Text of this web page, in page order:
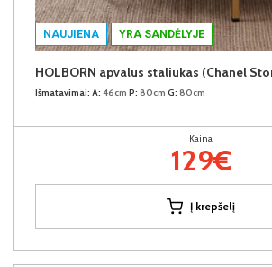
NAUJIENA YRA SANDĖLYJE
Išmatavimai: A: 46cm P: 80cm G: 80cm
Kaina:
129€
Į krepšelį